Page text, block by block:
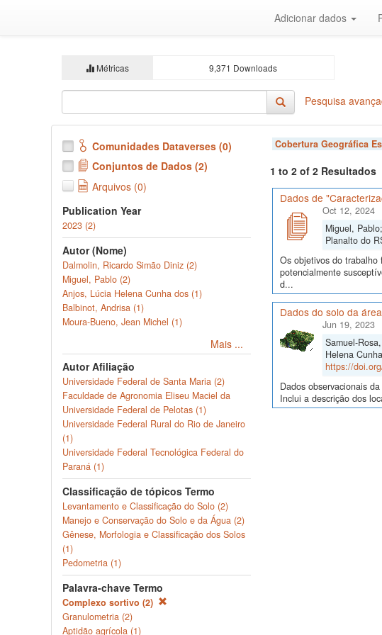
Adicionar dados
Métricas 9,371 Downloads
Pesquisa
Comunidades Dataverses (0)
Conjuntos de Dados (2)
Arquivos (0)
Publication Year
2023 (2)
Autor (Nome)
Dalmolin, Ricardo Simão Diniz (2)
Miguel, Pablo (2)
Anjos, Lúcia Helena Cunha dos (1)
Balbinot, Andrisa (1)
Moura-Bueno, Jean Michel (1)
Mais ...
Autor Afiliação
Universidade Federal de Santa Maria (2)
Faculdade de Agronomia Eliseu Maciel da
Universidade Federal de Pelotas (1)
Universidade Federal Rural do Rio de Janeiro
(1)
Universidade Federal Tecnológica Federal do
Paraná (1)
Classificação de tópicos Termo
Levantamento e Classificação do Solo (2)
Manejo e Conservação do Solo e da Água (2)
Gênese, Morfologia e Classificação dos Solos
(1)
Pedometria (1)
Palavra-chave Termo
Complexo sortivo (2)
Granulometria (2)
Aptidão agrícola (1)
Cobertura Geográfica
1 to 2 of 2 Resultados
Dados de
Oct 12, 2024
Miguel,
Planalto do
Os objetivos do trabalho
potencialmente
d...
Dados do solo da
Jun 19, 2023
Samuel-
Helena
https://
Dados observacionais
Inclui a descrição dos